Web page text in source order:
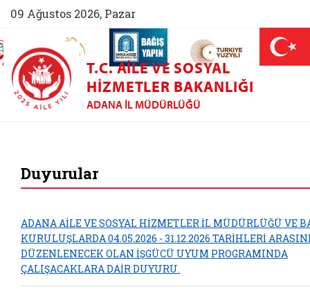
09 Ağustos 2026, Pazar
(yeni sekmede açılır)
AİLEM İletişim Merkezi (yeni sekmede açılır)
Aile ve Nüfus On Yılı (yeni sekmede açılır)
Darülaceze bağış sayfası (yeni
T.C. AILE VE SOSYAL
HIZMETLER BAKANLIĞI
ADANA İL MÜDÜRLÜĞÜ
Duyurular
ADANA AİLE VE SOSYAL HİZMETLER İL MÜDÜRLÜĞÜ VE
KURULUŞLARDA 04.05.2026 - 31.12.2026 TARİHLERİ
DÜZENLENECEK OLAN İŞGÜCÜ UYUM PROGRAMINDA
ÇALIŞACAKLARA DAİR DUYURU.